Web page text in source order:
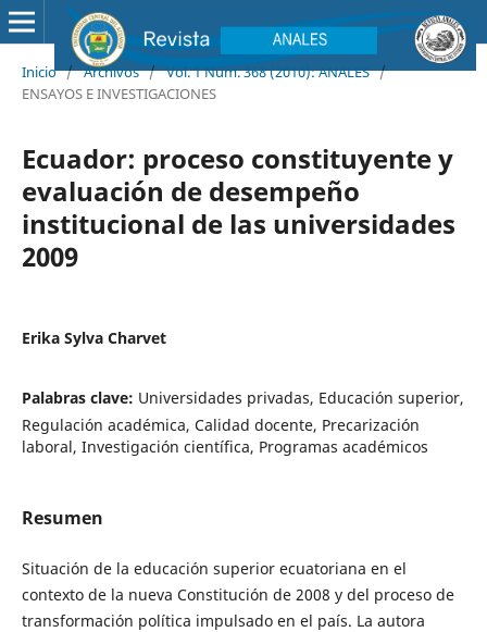
Inicio / Archivos / Vol. 1 Núm. 368 (2010): ANALES /
ENSAYOS E INVESTIGACIONES
Ecuador: proceso constituyente y
evaluación de desempeño
institucional de las universidades
2009
Erika Sylva Charvet
Palabras clave: Universidades privadas, Educación superior,
Regulación académica, Calidad docente, Precarización
laboral, Investigación científica, Programas académicos
Resumen
Situación de la educación superior ecuatoriana en el
contexto de la nueva Constitución de 2008 y del proceso de
transformación política impulsado en el país. La autora